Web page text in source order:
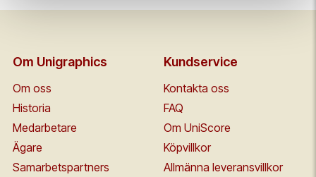
Om Unigraphics
Om oss
Historia
Medarbetare
Ägare
Samarbetspartners
Kundservice
Kontakta oss
FAQ
Om UniScore
Köpvillkor
Allmänna leveransvillkor